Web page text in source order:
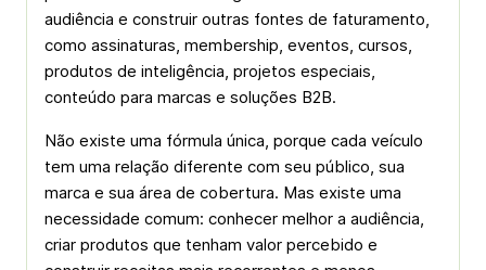
audiência e construir outras fontes de faturamento,
como assinaturas, membership, eventos, cursos,
produtos de inteligência, projetos especiais,
conteúdo para marcas e soluções B2B.
Não existe uma fórmula única, porque cada veículo
tem uma relação diferente com seu público, sua
marca e sua área de cobertura. Mas existe uma
necessidade comum: conhecer melhor a audiência,
criar produtos que tenham valor percebido e